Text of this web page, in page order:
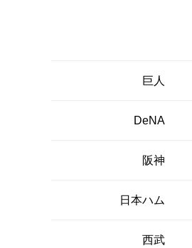
巨人
DeNA
阪神
日本ハム
西武